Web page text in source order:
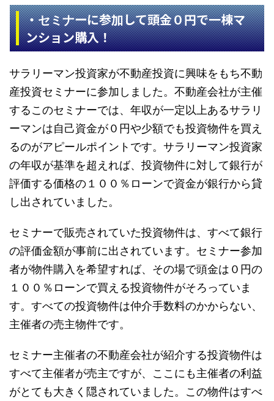
・セミナーに参加して頭金０円で一棟マ
ンション購入！
サラリーマン投資家が不動産投資に興味をもち不動
産投資セミナーに参加しました。不動産会社が主催
するこのセミナーでは、年収が一定以上あるサラリ
ーマンは自己資金が０円や少額でも投資物件を買え
るのがアピールポイントです。サラリーマン投資家
の年収が基準を超えれば、投資物件に対して銀行が
評価する価格の１００％ローンで資金が銀行から貸
し出されていました。
セミナーで販売されていた投資物件は、すべて銀行
の評価金額が事前に出されています。セミナー参加
者が物件購入を希望すれば、その場で頭金は０円の
１００％ローンで買える投資物件がそろっていま
す。すべての投資物件は仲介手数料のかからない、
主催者の売主物件です。
セミナー主催者の不動産会社が紹介する投資物件は
すべて主催者が売主ですが、ここにも主催者の利益
がとても大きく隠されていました。この物件はすべ